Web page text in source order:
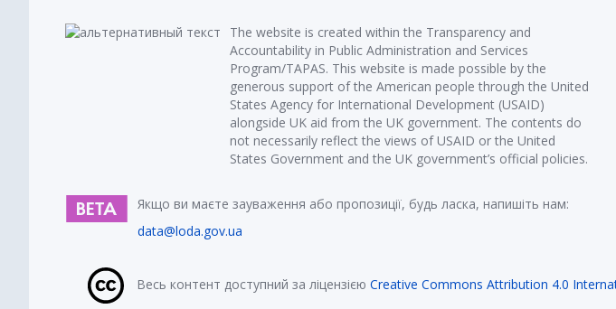
The website is created within the Transparency and
Accountability in Public Administration and Services
Program/TAPAS. This website is made possible by the
generous support of the American people through the United
States Agency for International Development (USAID)
alongside UK aid from the UK government. The contents do
not necessarily reflect the views of USAID or the United
States Government and the UK government’s official policies.
Якщо ви маєте зауваження або пропозиції, будь ласка, напишіть нам:
data@loda.gov.ua
Весь контент доступний за ліцензією Creative Commons Attribution 4.0